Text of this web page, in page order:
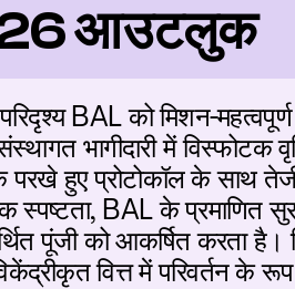
आउटलुक
BAL को मिशन-
भागीदारी में विस्फोटक
परखे हुए प्रोटोकॉल के साथ
स्पष्टता, BAL के प्रमाणित
पूंजी को आकर्षित करता
वित्त में परिवर्तन के रूप